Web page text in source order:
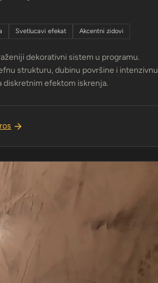
Svetlucavi efekat Akcentni zidovi
dekorativni sistem u programu.
strukturu, dubinu površine i intenzivnu
diskretnim efektom iskrenja.